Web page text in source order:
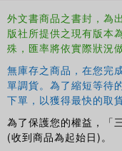
外文書商品之書封，為
版社所提供之現有版本
殊，匯率將依實際狀況
無庫存之商品，在您完
單調貨。為了縮短等待
下單，以獲得最快的取
為了保護您的權益，「
(收到商品為起始日)。